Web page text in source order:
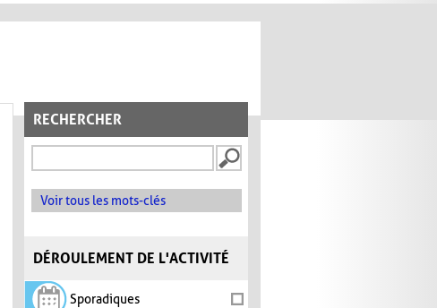
RECHERCHER
Voir tous les mots-clés
DÉROULEMENT DE L'ACTIVITÉ
Sporadiques